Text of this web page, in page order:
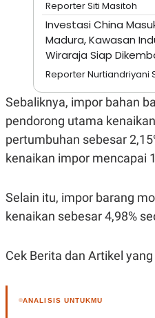
R
A
N
L
E
A
I
KANAL
UM
Reporter Siti Masitoh
Investasi China
Madura, Kawasan
Wiraraja Siap
Reporter Nurtiandriyani
Sebaliknya, impor bahan
pendorong utama
pertumbuhan sebesar
kenaikan impor mencapai
Selain itu, impor barang
kenaikan sebesar 4,98%
Cek Berita dan Artikel
ANALISIS UNTUKMU